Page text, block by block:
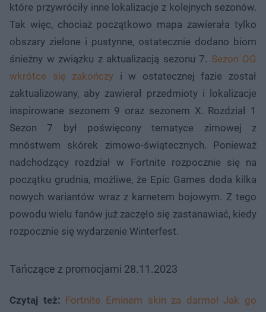
które przywróciły inne lokalizacje z kolejnych sezonów.
Tak więc, chociaż początkowo mapa zawierała tylko
obszary zielone i pustynne, ostatecznie dodano biom
śnieżny w związku z aktualizacją sezonu 7. Sezon OG
wkrótce się zakończy i w ostatecznej fazie został
zaktualizowany, aby zawierał przedmioty i lokalizacje
inspirowane sezonem 9 oraz sezonem X. Rozdział 1
Sezon 7 był poświęcony tematyce zimowej z
mnóstwem skórek zimowo-świątecznych. Ponieważ
nadchodzący rozdział w Fortnite rozpocznie się na
początku grudnia, możliwe, że Epic Games doda kilka
nowych wariantów wraz z karnetem bojowym. Z tego
powodu wielu fanów już zaczęło się zastanawiać, kiedy
rozpocznie się wydarzenie Winterfest.
Tańczące z promocjami 28.11.2023
Czytaj też: Fortnite Eminem skin za darmo! Jak go